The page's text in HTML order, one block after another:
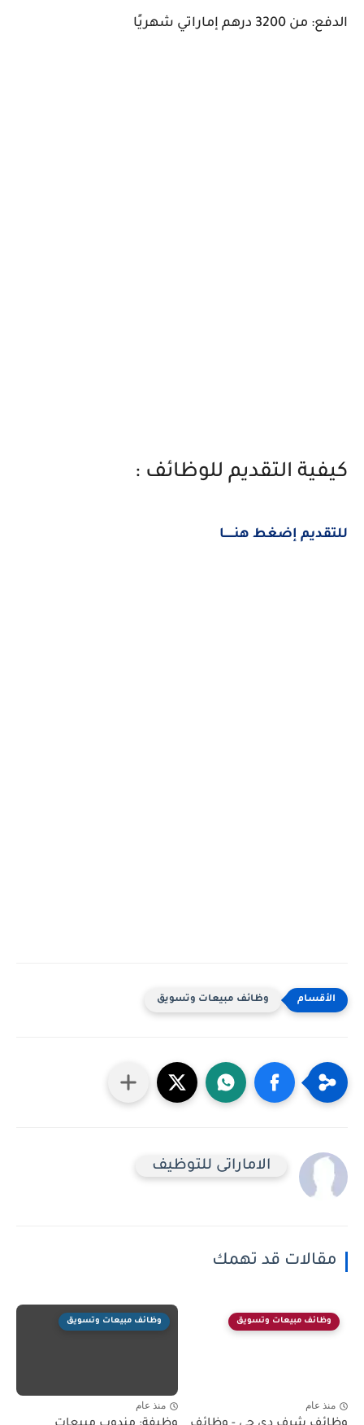
الدفع: من 3200 درهم إماراتي شهريًا
كيفية التقديم للوظائف :
للتقديم إضغط هنــــــا
وظائف مبيعات وتسويق
الاماراتى للتوظيف
مقالات قد تهمك
وظائف مبيعات وتسويق
منذ عام
وظائف مبيعات وتسويق
منذ عام